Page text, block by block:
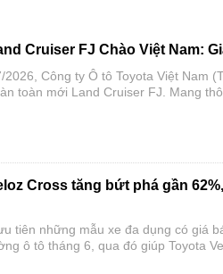
Cruiser FJ Chào Việt Nam:
2026, Công ty Ô tô Toyota Việt Nam
toàn mới Land Cruiser FJ. Mang
Cross tăng bứt phá gần
tiên những mẫu xe đa dụng có giá
ô tô tháng 6, qua đó giúp Toyota